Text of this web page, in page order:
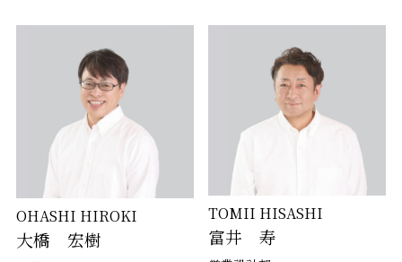
OHASHI HIROKI
大橋 宏樹
TOMII HISASHI
富井 寿